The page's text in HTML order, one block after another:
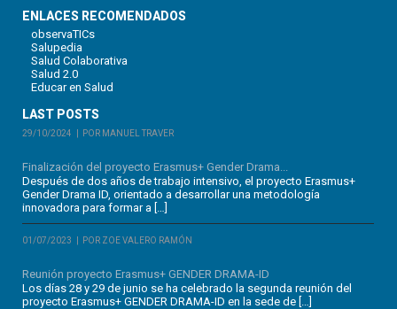
ENLACES RECOMENDADOS
observaTICs
Salupedia
Salud Colaborativa
Salud 2.0
Educar en Salud
LAST POSTS
29/10/2024 POR MANUEL TRAVER
Finalización del proyecto Erasmus+ Gender Drama...
Después de dos años de trabajo intensivo, el proyecto Erasmus+
Gender Drama ID, orientado a desarrollar una metodología
innovadora para formar a […]
01/07/2023 POR ZOE VALERO RAMÓN
Reunión proyecto Erasmus+ GENDER DRAMA-ID
Los días 28 y 29 de junio se ha celebrado la segunda reunión del
proyecto Erasmus+ GENDER DRAMA-ID en la sede de […]